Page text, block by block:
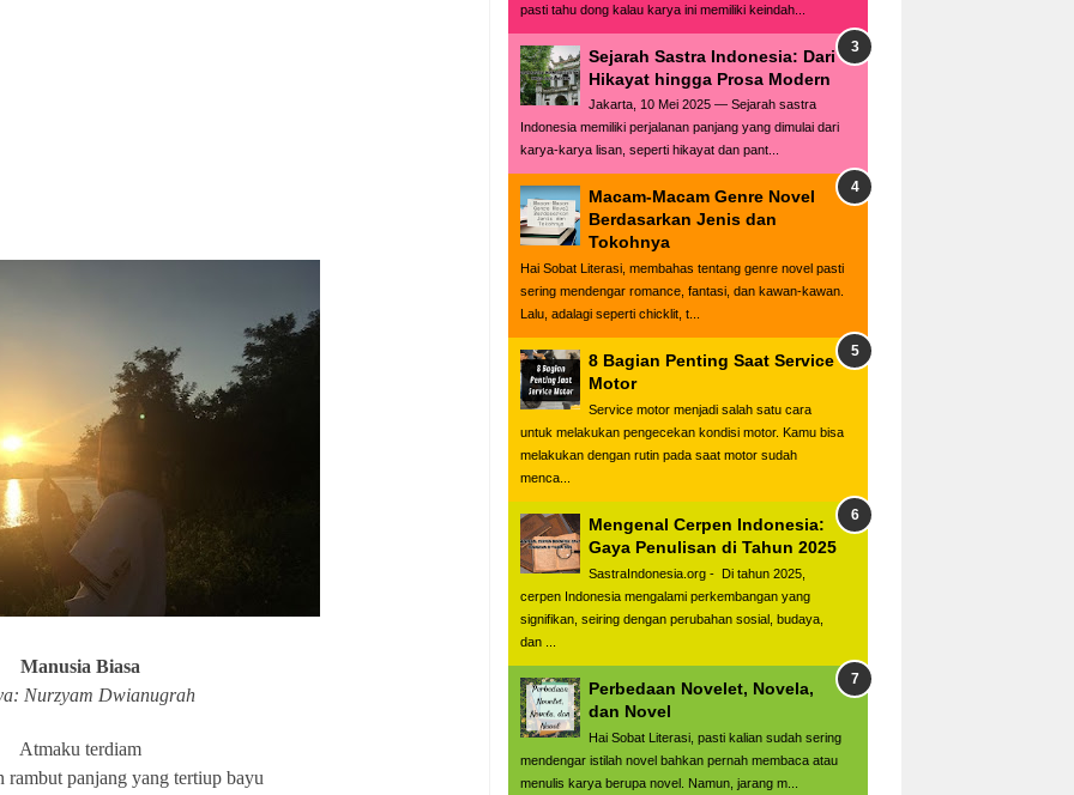
Manusia Biasa
Nurzyam Dwianugrah
Atmaku terdiam
rambut panjang yang tertiup bayu
pasti tahu dong kalau karya ini memiliki keindah...
Sejarah Sastra Indonesia: Dari
Hikayat hingga Prosa Modern
Jakarta, 10 Mei 2025 — Sejarah sastra
Indonesia memiliki perjalanan panjang yang dimulai dari
karya-karya lisan, seperti hikayat dan pant...
Macam-Macam Genre Novel
Berdasarkan Jenis dan
Tokohnya
Hai Sobat Literasi, membahas tentang genre novel pasti
sering mendengar romance, fantasi, dan kawan-kawan.
Lalu, adalagi seperti chicklit, t...
8 Bagian Penting Saat Service
Motor
Service motor menjadi salah satu cara
untuk melakukan pengecekan kondisi motor. Kamu bisa
melakukan dengan rutin pada saat motor sudah
menca...
Mengenal Cerpen Indonesia:
Gaya Penulisan di Tahun 2025
SastraIndonesia.org - Di tahun 2025,
cerpen Indonesia mengalami perkembangan yang
signifikan, seiring dengan perubahan sosial, budaya,
dan ...
Perbedaan Novelet, Novela,
dan Novel
Hai Sobat Literasi, pasti kalian sudah sering
mendengar istilah novel bahkan pernah membaca atau
menulis karya berupa novel. Namun, jarang m...